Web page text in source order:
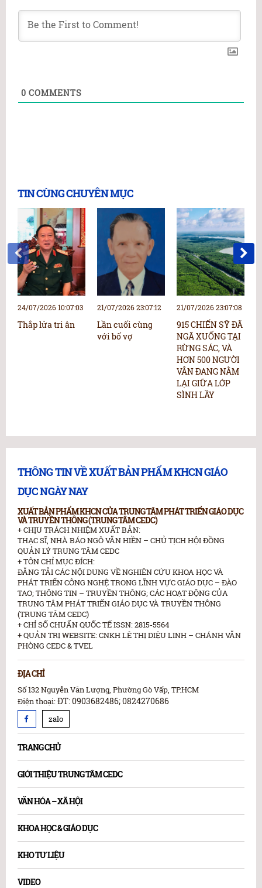
0 COMMENTS
TIN CÙNG CHUYÊN MỤC
24/07/2026 10:07:03
Thắp lửa tri ân
21/07/2026 23:07:12
Lần cuối cùng
với bố vợ
21/07/2026 23:07:08
915 CHIẾN SỸ ĐÃ
NGÃ XUỐNG TẠI
RỪNG SÁC, VÀ
HƠN 500 NGƯỜI
VẪN ĐANG NẰM
LẠI GIỮA LỚP
SÌNH LẦY
THÔNG TIN VỀ XUẤT BẢN PHẨM KHCN GIÁO
DỤC NGÀY NAY
XUẤT BẢN PHẨM KHCN CỦA TRUNG TÂM PHÁT TRIỂN GIÁO DỤC
VÀ TRUYỀN THÔNG (TRUNG TÂM CEDC)
+ CHỊU TRÁCH NHIỆM XUẤT BẢN:
THẠC SĨ, NHÀ BÁO NGÔ VĂN HIỀN – CHỦ TỊCH HỘI ĐỒNG
QUẢN LÝ TRUNG TÂM CEDC
+ TÔN CHỈ MỤC ĐÍCH:
ĐĂNG TẢI CÁC NỘI DUNG VỀ NGHIÊN CỨU KHOA HỌC VÀ
PHÁT TRIỂN CÔNG NGHỆ TRONG LĨNH VỰC GIÁO DỤC – ĐÀO
TAO; THÔNG TIN – TRUYỀN THÔNG; CÁC HOẠT ĐỘNG CỦA
TRUNG TÂM PHÁT TRIỂN GIÁO DỤC VÀ TRUYỀN THÔNG
(TRUNG TÂM CEDC)
+ CHỈ SỐ CHUẨN QUỐC TẾ ISSN: 2815-5564
+ QUẢN TRỊ WEBSITE: CNKH LÊ THỊ DIỆU LINH – CHÁNH VĂN
PHÒNG CEDC & TVEL
ĐỊA CHỈ
Số 132 Nguyễn Văn Lượng, Phường Gò Vấp, TP.HCM
Điện thoại:ĐT: 0903682486; 0824270686
zalo
TRANG CHỦ
GIỚI THIỆU TRUNG TÂM CEDC
VĂN HÓA – XÃ HỘI
KHOA HỌC & GIÁO DỤC
KHO TƯ LIỆU
VIDEO